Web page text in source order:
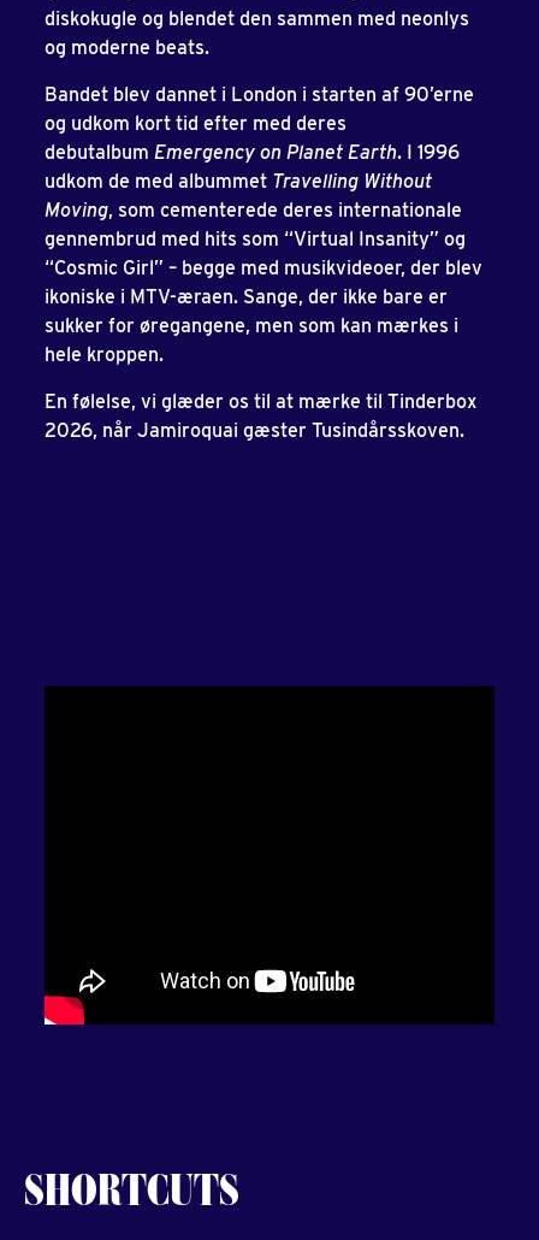
diskokugle og blendet den sammen med neonlys
og moderne beats.
Bandet blev dannet i London i starten af 90’erne
og udkom kort tid efter med deres
debutalbum Emergency on Planet Earth. I 1996
udkom de med albummet Travelling Without
Moving, som cementerede deres internationale
gennembrud med hits som “Virtual Insanity” og
“Cosmic Girl” – begge med musikvideoer, der blev
ikoniske i MTV-æraen. Sange, der ikke bare er
sukker for øregangene, men som kan mærkes i
hele kroppen.
En følelse, vi glæder os til at mærke til Tinderbox
2026, når Jamiroquai gæster Tusindårsskoven.
SHORTCUTS